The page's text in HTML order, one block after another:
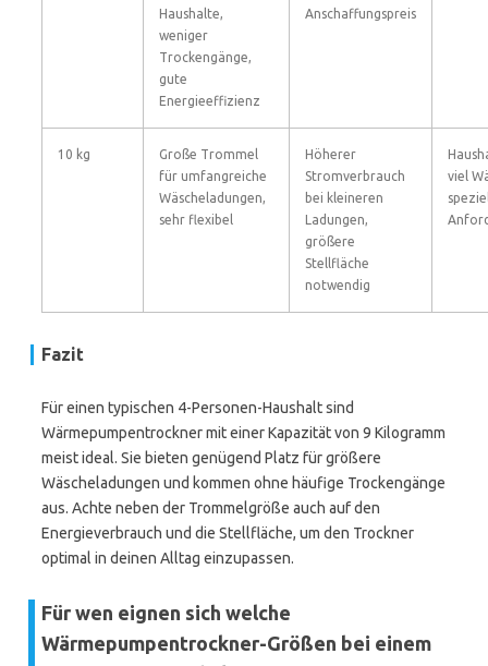
Haushalte,
weniger
Trockengänge,
gute
Energieeffizienz
Anschaffungspreis
10 kg
Große Trommel
für umfangreiche
Wäscheladungen,
sehr flexibel
Höherer
Stromverbrauch
bei kleineren
Ladungen,
größere
Stellfläche
notwendig
viel
Fazit
Für einen typischen 4-Personen-Haushalt sind
Wärmepumpentrockner mit einer Kapazität von 9 Kilogramm
meist ideal. Sie bieten genügend Platz für größere
Wäscheladungen und kommen ohne häufige Trockengänge
aus. Achte neben der Trommelgröße auch auf den
Energieverbrauch und die Stellfläche, um den Trockner
optimal in deinen Alltag einzupassen.
Für wen eignen sich welche
Wärmepumpentrockner-Größen bei einem